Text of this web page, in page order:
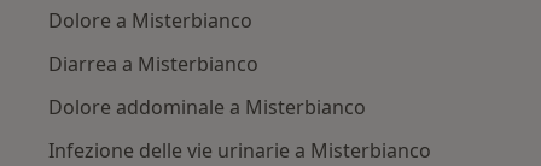
Dolore a Misterbianco
Diarrea a Misterbianco
Dolore addominale a Misterbianco
Infezione delle vie urinarie a Misterbianco